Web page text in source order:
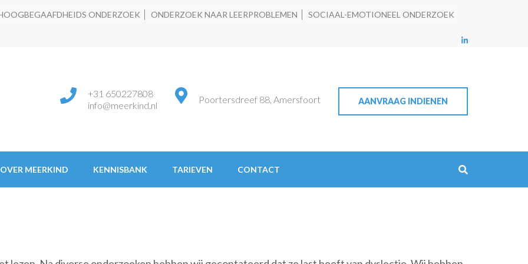
ONDERZOEK ONDERZOEK NAAR LEERPROBLEMEN SOCIAAL-EMOTIONEEL ONDERZOEK
AANVRAAG INDIENEN
Poortersdreef 88, Amersfoort
+31 650227808
info@meerkind.nl
OVER MEERKIND KENNISBANK TARIEVEN CONTACT